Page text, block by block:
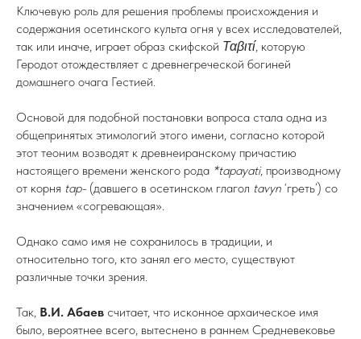
Ключевую роль для решения проблемы происхождения и
содержания осетинского культа огня у всех исследователей,
так или иначе, играет образ скифской Ταβιτί, которую
Геродот отождествляет с древнегреческой богиней
домашнего очага Гестией.
Основой для подобной постановки вопроса стала одна из
общепринятых этимологий этого имени, согласно которой
этот теоним возводят к древнеиранскому причастию
настоящего времени женского рода *tapayati, производному
от корня tap- (давшего в осетинском глагол tavyn ‘греть’) со
значением «согревающая».
Однако само имя не сохранилось в традиции, и
относительно того, кто занял его место, существуют
различные точки зрения.
Так, В.И. Абаев считает, что исконное архаическое имя
было, вероятнее всего, вытеснено в раннем Средневековье